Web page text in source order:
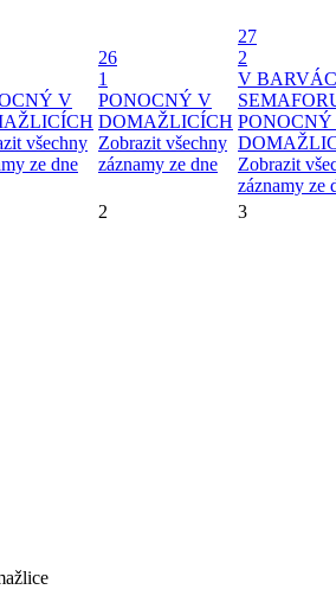
V
všechny
ze dne
26
1
PONOCNÝ V
DOMAŽLICÍCH
Zobrazit všechny
záznamy ze dne
27
2
V
Zobrazit
záznamy ze
2 3